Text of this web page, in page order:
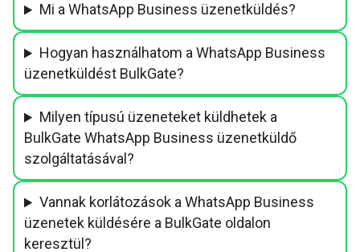
Mi a WhatsApp Business üzenetküldés?
Hogyan használhatom a WhatsApp Business
üzenetküldést BulkGate?
Milyen típusú üzeneteket küldhetek a
BulkGate WhatsApp Business üzenetküldő
szolgáltatásával?
Vannak korlátozások a WhatsApp Business
üzenetek küldésére a BulkGate oldalon
keresztül?